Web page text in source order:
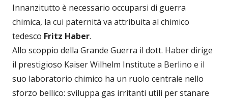
Innanzitutto è necessario occuparsi di guerra
chimica, la cui paternità va attribuita al chimico
tedesco Fritz Haber.
Allo scoppio della Grande Guerra il dott. Haber dirige
il prestigioso Kaiser Wilhelm Institute a Berlino e il
suo laboratorio chimico ha un ruolo centrale nello
sforzo bellico: sviluppa gas irritanti utili per stanare